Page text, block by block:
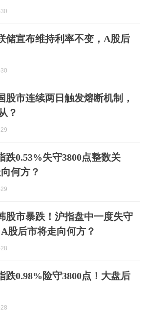
储宣布维持利率不变，A股后
股市连续两日触发熔断机制，
？
跌0.53%失守3800点整数关
何方？
股市暴跌！沪指盘中一度失守
股后市将走向何方？
跌0.98%险守3800点！大盘后